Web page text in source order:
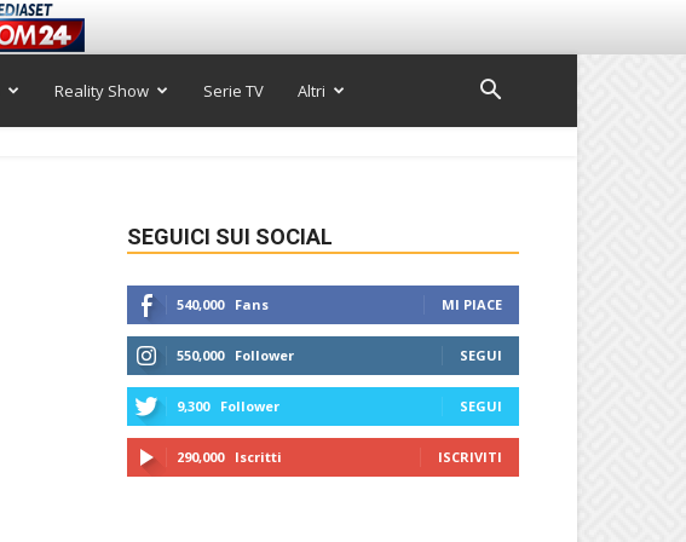
Reality Show Serie TV Altri
SEGUICI SUI SOCIAL
540,000 Fans MI PIACE
550,000 Follower SEGUI
9,300 Follower SEGUI
290,000 Iscritti ISCRIVITI